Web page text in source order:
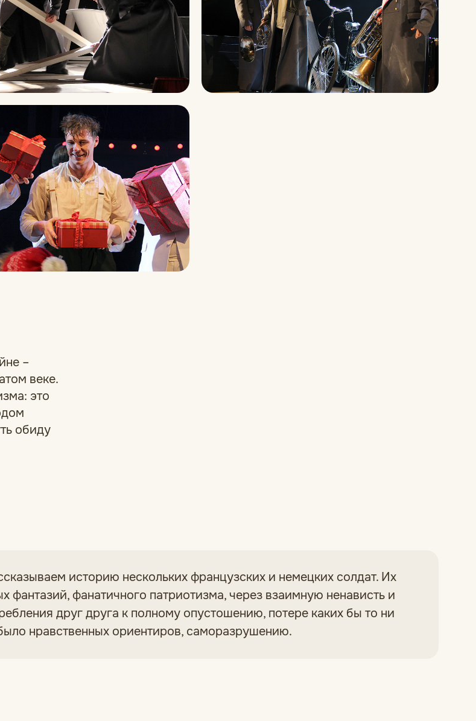
–
веке.
это
обиду
историю нескольких французских и немецких солдат. Их
фантазий, фанатичного патриотизма, через взаимную ненависть и
друг друга к полному опустошению, потере каких бы то ни
нравственных ориентиров, саморазрушению.